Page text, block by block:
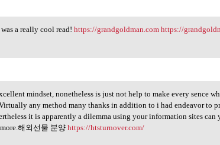
was a really
a really cool read!https://grandgoldman.com https://
excellent mindset
mindset, nonetheless is just not help to make every sence
any method many thanks in addition to i had endeavor to
it is apparently a dilemma using your information sites can
해외선물 분양https://htsturnover.com/